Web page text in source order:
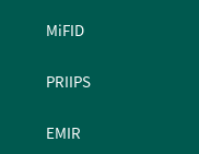
MiFID
PRIIPS
EMIR